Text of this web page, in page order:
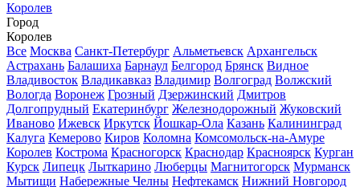
Королев
Город
Королев
Все Москва Санкт-Петербург Альметьевск Архангельск
Астрахань Балашиха Барнаул Белгород Брянск Видное
Владивосток Владикавказ Владимир Волгоград Волжский
Вологда Воронеж Грозный Дзержинский Дмитров
Долгопрудный Екатеринбург Железнодорожный Жуковский
Иваново Ижевск Иркутск Йошкар-Ола Казань Калининград
Калуга Кемерово Киров Коломна Комсомольск-на-Амуре
Королев Кострома Красногорск Краснодар Красноярск Курган
Курск Липецк Лыткарино Люберцы Магнитогорск Мурманск
Мытищи Набережные Челны Нефтекамск Нижний Новгород